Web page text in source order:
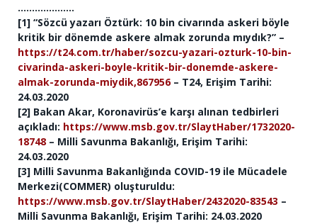
………………..
[1] “Sözcü yazarı Öztürk: 10 bin civarında askeri böyle
kritik bir dönemde askere almak zorunda mıydık?” –
https://t24.com.tr/haber/sozcu-yazari-ozturk-10-bin-
civarinda-askeri-boyle-kritik-bir-donemde-askere-
almak-zorunda-miydik,867956– T24, Erişim Tarihi:
24.03.2020
[2] Bakan Akar, Koronavirüs’e karşı alınan tedbirleri
açıkladı: https://www.msb.gov.tr/SlaytHaber/1732020-
18748 – Milli Savunma Bakanlığı, Erişim Tarihi:
24.03.2020
[3] Milli Savunma Bakanlığında COVID-19 ile Mücadele
Merkezi(COMMER) oluşturuldu:
https://www.msb.gov.tr/SlaytHaber/2432020-83543 –
Milli Savunma Bakanlığı, Erişim Tarihi: 24.03.2020